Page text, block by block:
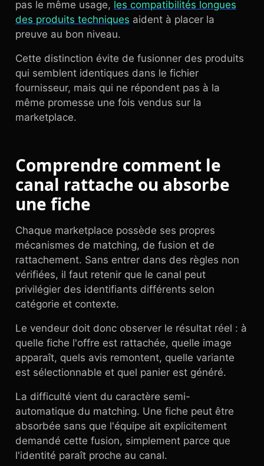
pas le même usage, les compatibilités longues
des produits techniques aident à placer la
preuve au bon niveau.
Cette distinction évite de fusionner des produits
qui semblent identiques dans le fichier
fournisseur, mais qui ne répondent pas à la
même promesse une fois vendus sur la
marketplace.
Comprendre comment le
canal rattache ou absorbe
une fiche
Chaque marketplace possède ses propres
mécanismes de matching, de fusion et de
rattachement. Sans entrer dans des règles non
vérifiées, il faut retenir que le canal peut
privilégier des identifiants différents selon
catégorie et contexte.
Le vendeur doit donc observer le résultat réel : à
quelle fiche l'offre est rattachée, quelle image
apparaît, quels avis remontent, quelle variante
est sélectionnable et quel panier est généré.
La difficulté vient du caractère semi-
automatique du matching. Une fiche peut être
absorbée sans que l'équipe ait explicitement
demandé cette fusion, simplement parce que
l'identité paraît proche au canal.